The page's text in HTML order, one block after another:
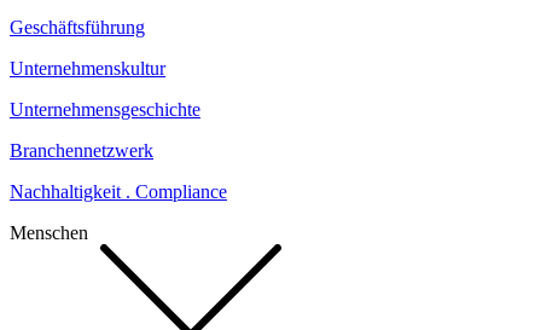
Geschäftsführung
Unternehmenskultur
Unternehmensgeschichte
Branchennetzwerk
Nachhaltigkeit . Compliance
Menschen